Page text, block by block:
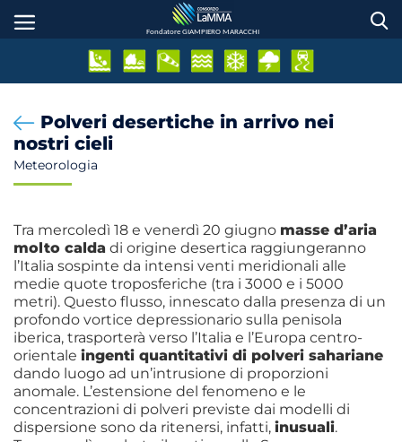
Fondatore GIAMPIERO MARACCHI
Polveri desertiche in arrivo nei
nostri cieli
Meteorologia
Tra mercoledì 18 e venerdì 20 giugno masse d’aria
molto calda di origine desertica raggiungeranno
l’Italia sospinte da intensi venti meridionali alle
medie quote troposferiche (tra i 3000 e i 5000
metri). Questo flusso, innescato dalla presenza di un
profondo vortice depressionario sulla penisola
iberica, trasporterà verso l’Italia e l’Europa centro-
orientale ingenti quantitativi di polveri sahariane
dando luogo ad un’intrusione di proporzioni
anomale. L’estensione del fenomeno e le
concentrazioni di polveri previste dai modelli di
dispersione sono da ritenersi, infatti, inusuali.